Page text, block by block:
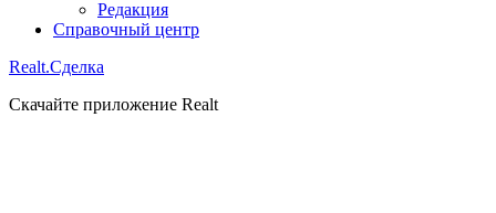
Редакция
Справочный центр
Realt.Сделка
Скачайте приложение Realt